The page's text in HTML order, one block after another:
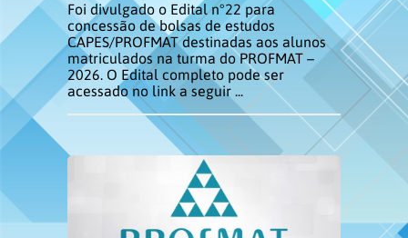
Foi divulgado o Edital n°22 para
concessão de bolsas de estudos
CAPES/PROFMAT destinadas aos alunos
matriculados na turma do PROFMAT –
2026. O Edital completo pode ser
acessado no link a seguir ...